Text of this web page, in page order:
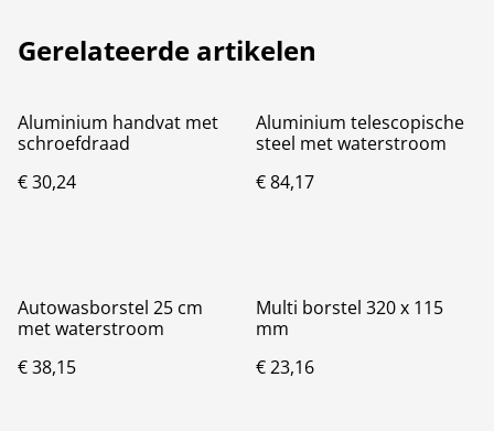
Gerelateerde artikelen
Aluminium handvat met
schroefdraad
€ 30,24
Aluminium telescopische
steel met waterstroom
€ 84,17
Autowasborstel 25 cm
met waterstroom
€ 38,15
Multi borstel 320 x 115
mm
€ 23,16